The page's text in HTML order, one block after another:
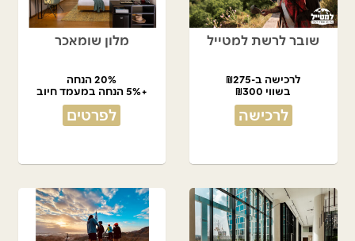
שובר לרשת למטייל
לרכישה ב-₪275
בשווי ₪300
לרכישה
מלון שומאכר
20% הנחה
+5% הנחה במעמד חיוב
לפרטים